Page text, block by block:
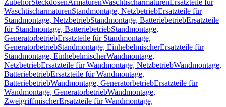
ZubehörSteckdosenArmaturenWaschtischarmaturen Ersatzteile für
WaschtischarmaturenStandmontage, NetzbetriebErsatzteile für
Standmontage, NetzbetriebStandmontage, BatteriebetriebErsatzteile
für Standmontage, BatteriebetriebStandmontage,
GeneratorbetriebErsatzteile für Standmontage,
GeneratorbetriebStandmontage, EinhebelmischerErsatzteile für
Standmontage, EinhebelmischerWandmontage,
NetzbetriebErsatzteile für Wandmontage, NetzbetriebWandmontage,
BatteriebetriebErsatzteile für Wandmontage,
BatteriebetriebWandmontage, GeneratorbetriebErsatzteile für
Wandmontage, GeneratorbetriebWandmontage,
ZweigriffmischerErsatzteile für Wandmontage,